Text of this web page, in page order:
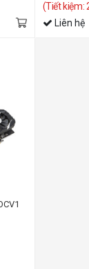
(Tiết kiệm:
Liên hệ